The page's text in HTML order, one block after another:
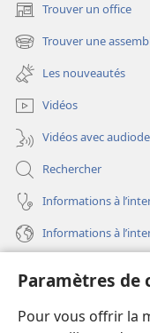
Paramètres
Pour vous offrir la
Trouver un office
(ouvre
une
nouvelle
fenêtre)
Trouver une
(ouvre
une
nouvelle
fenêtre)
Les nouveautés
Vidéos
Vidéos avec
Rechercher
Informations à
Informations à
(ouvre